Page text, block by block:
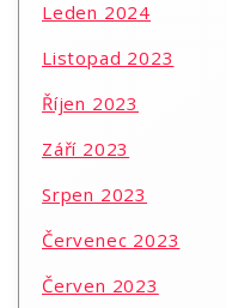
Leden 2024
Listopad 2023
Říjen 2023
Září 2023
Srpen 2023
Červenec 2023
Červen 2023